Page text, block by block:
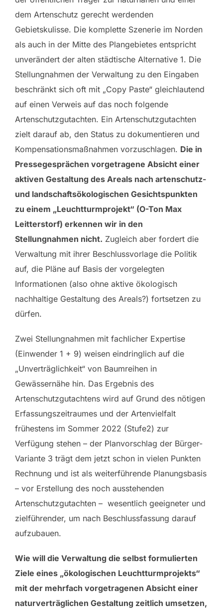
dem Artenschutz gerecht werdenden
Gebietskulisse. Die komplette Szenerie im Norden
als auch in der Mitte des Plangebietes entspricht
unverändert der alten städtische Alternative 1. Die
Stellungnahmen der Verwaltung zu den Eingaben
beschränkt sich oft mit „Copy Paste“ gleichlautend
auf einen Verweis auf das noch folgende
Artenschutzgutachten. Ein Artenschutzgutachten
zielt darauf ab, den Status zu dokumentieren und
Kompensationsmaßnahmen vorzuschlagen. Die in
Pressegesprächen vorgetragene Absicht einer
aktiven Gestaltung des Areals nach artenschutz-
und landschaftsökologischen Gesichtspunkten
zu einem „Leuchtturmprojekt“ (O-Ton Max
Leitterstorf) erkennen wir in den
Stellungnahmen nicht. Zugleich aber fordert die
Verwaltung mit ihrer Beschlussvorlage die Politik
auf, die Pläne auf Basis der vorgelegten
Informationen (also ohne aktive ökologisch
nachhaltige Gestaltung des Areals?) fortsetzen zu
dürfen.
Zwei Stellungnahmen mit fachlicher Expertise
(Einwender 1 + 9) weisen eindringlich auf die
„Unverträglichkeit“ von Baumreihen in
Gewässernähe hin. Das Ergebnis des
Artenschutzgutachtens wird auf Grund des nötigen
Erfassungszeitraumes und der Artenvielfalt
frühestens im Sommer 2022 (Stufe2) zur
Verfügung stehen – der Planvorschlag der Bürger-
Variante 3 trägt dem jetzt schon in vielen Punkten
Rechnung und ist als weiterführende Planungsbasis
– vor Erstellung des noch ausstehenden
Artenschutzgutachten – wesentlich geeigneter und
zielführender, um nach Beschlussfassung darauf
aufzubauen.
Wie will die Verwaltung die selbst formulierten
Ziele eines „ökologischen Leuchtturmprojekts“
mit der mehrfach vorgetragenen Absicht einer
naturverträglichen Gestaltung zeitlich umsetzen,